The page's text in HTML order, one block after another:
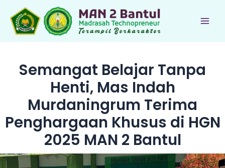
konten
Semangat Belajar Tanpa
Henti, Mas Indah
Murdaningrum Terima
Penghargaan Khusus di HGN
2025 MAN 2 Bantul